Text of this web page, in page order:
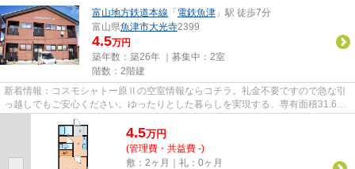
富山地方鉄道本線 「 電鉄魚津 」駅 徒歩7分
富山県魚津市大光寺2399
4.5万円
築年数：築26年 ｜募集中： 2室
階数：2階建
新着情報：コスモシャトー原Ⅱの空室情報ならコチラ。礼金不要ですので急な引
っ越しでもご安心ください。ゆったりとした暮らしを実現する、専有面積31.63
平米のお部屋。気になる情報を...
4.5万円
(管理費・共益費 -)
敷：2ヶ月｜礼：0ヶ月